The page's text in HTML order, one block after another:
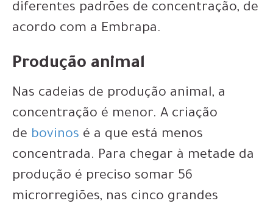
diferentes padrões de concentração, de
acordo com a Embrapa.
Produção animal
Nas cadeias de produção animal, a
concentração é menor. A criação
de bovinos é a que está menos
concentrada. Para chegar à metade da
produção é preciso somar 56
microrregiões, nas cinco grandes